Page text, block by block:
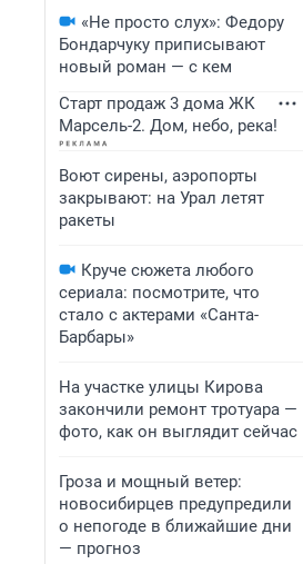
«Не просто слух»: Федору
Бондарчуку приписывают
новый роман — с кем
Старт продаж 3 дома ЖК
Марсель-2. Дом, небо, река!
Воют сирены, аэропорты
закрывают: на Урал летят
ракеты
Круче сюжета любого
сериала: посмотрите, что
стало с актерами «Санта-
Барбары»
На участке улицы Кирова
закончили ремонт тротуара —
фото, как он выглядит сейчас
Гроза и мощный ветер:
новосибирцев предупредили
о непогоде в ближайшие дни
— прогноз